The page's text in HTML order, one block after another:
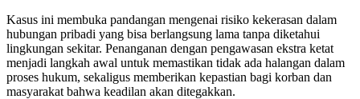
Kasus ini membuka pandangan mengenai risiko kekerasan dalam
hubungan pribadi yang bisa berlangsung lama tanpa diketahui
lingkungan sekitar. Penanganan dengan pengawasan ekstra ketat
menjadi langkah awal untuk memastikan tidak ada halangan dalam
proses hukum, sekaligus memberikan kepastian bagi korban dan
masyarakat bahwa keadilan akan ditegakkan.